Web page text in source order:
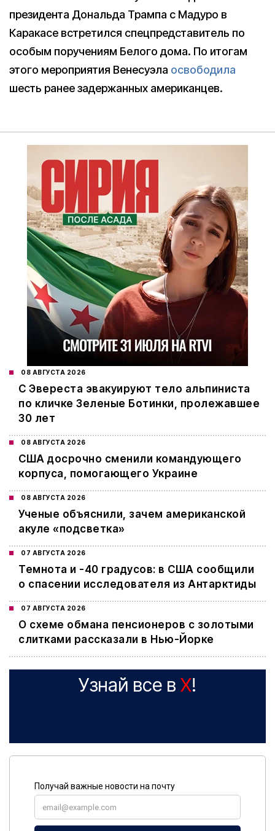
президента Дональда Трампа с Мадуро в
Каракасе встретился спецпредставитель по
особым поручениям Белого дома. По итогам
этого мероприятия Венесуэла освободила
шесть ранее задержанных американцев.
08 АВГУСТА 2026
С Эвереста эвакуируют тело альпиниста
по кличке Зеленые Ботинки, пролежавшее
30 лет
08 АВГУСТА 2026
США досрочно сменили командующего
корпуса, помогающего Украине
08 АВГУСТА 2026
Ученые объяснили, зачем американской
акуле «подсветка»
07 АВГУСТА 2026
Темнота и -40 градусов: в США сообщили
о спасении исследователя из Антарктиды
07 АВГУСТА 2026
О схеме обмана пенсионеров с золотыми
слитками рассказали в Нью-Йорке
Узнай все в X!